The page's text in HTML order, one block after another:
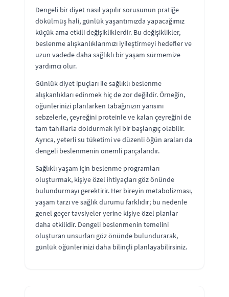
Dengeli bir diyet nasıl yapılır sorusunun pratiğe
dökülmüş hali, günlük yaşantımızda yapacağımız
küçük ama etkili değişikliklerdir. Bu değişiklikler,
beslenme alışkanlıklarımızı iyileştirmeyi hedefler ve
uzun vadede daha sağlıklı bir yaşam sürmemize
yardımcı olur.
Günlük diyet ipuçları ile sağlıklı beslenme
alışkanlıkları edinmek hiç de zor değildir. Örneğin,
öğünlerinizi planlarken tabağınızın yarısını
sebzelerle, çeyreğini proteinle ve kalan çeyreğini de
tam tahıllarla doldurmak iyi bir başlangıç olabilir.
Ayrıca, yeterli su tüketimi ve düzenli öğün araları da
dengeli beslenmenin önemli parçalarıdır.
Sağlıklı yaşam için beslenme programları
oluşturmak, kişiye özel ihtiyaçları göz önünde
bulundurmayı gerektirir. Her bireyin metabolizması,
yaşam tarzı ve sağlık durumu farklıdır; bu nedenle
genel geçer tavsiyeler yerine kişiye özel planlar
daha etkilidir. Dengeli beslenmenin temelini
oluşturan unsurları göz önünde bulundurarak,
günlük öğünlerinizi daha bilinçli planlayabilirsiniz.